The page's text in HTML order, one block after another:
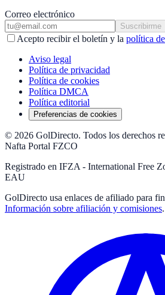
Correo electrónico
Suscribirme
Acepto recibir el boletín y la política
Aviso legal
Política de privacidad
Política de cookies
Política DMCA
Política editorial
Preferencias de cookies
© 2026 GolDirecto. Todos los derechos
Nafta Portal FZCO
Registrado en IFZA - International Free
EAU
GolDirecto usa enlaces de afiliado para
Información sobre afiliación y comisiones.